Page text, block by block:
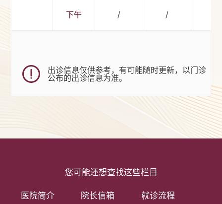
下午 / /
出诊信息仅供参考，有可能随时更新，以门诊
公布的出诊信息为准。
您可能还想查找这些栏目
医院简介 院长信箱
就诊流程